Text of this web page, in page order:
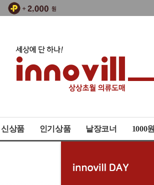
신상품 인기상품 낱장코너 1000원